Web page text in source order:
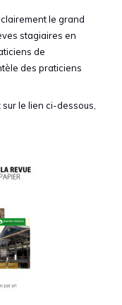
le grand
stagiaires en
de
des praticiens
le lien ci-dessous,